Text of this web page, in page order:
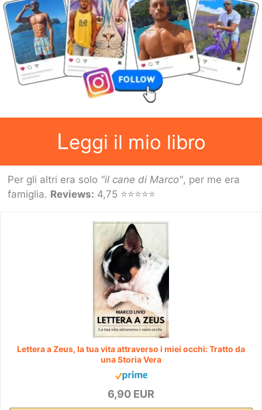
Leggi il mio libro
Per gli altri era solo "il cane di Marco", per me era
famiglia. Reviews: 4,75 ⭐⭐⭐⭐⭐
Lettera a Zeus, la tua vita attraverso i miei occhi: Tratto da
una Storia Vera
6,90 EUR